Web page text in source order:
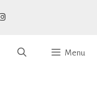
Menu